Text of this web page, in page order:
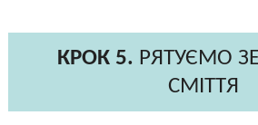
КРОК 5. РЯТУЄМО
СМІТТЯ